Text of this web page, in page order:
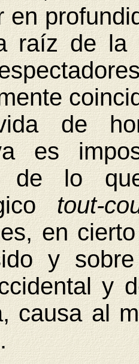
en
raíz de la
de
es
de lo
tout-
en
y
y
causa al